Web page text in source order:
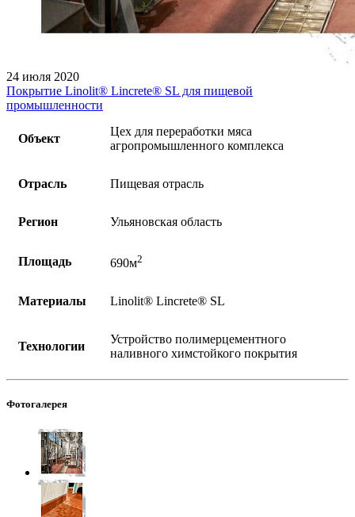
24 июля 2020
Покрытие Linolit®️ Lincrete®️ SL для пищевой
промышленности
Объект
Цех для переработки мяса
агропромышленного комплекса
Отрасль Пищевая отрасль
Регион Ульяновская область
Площадь 690м2
Материалы Linolit®️ Lincrete®️ SL
Технологии
Устройство полимерцементного
наливного химстойкого покрытия
Фотогалерея